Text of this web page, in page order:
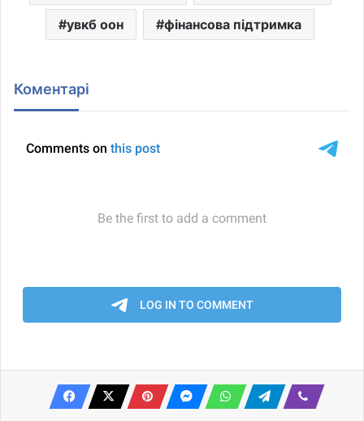
увкб оон фінансова підтримка
Коментарі